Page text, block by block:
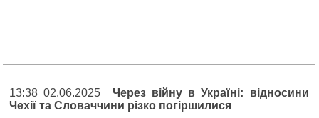
13:38 02.06.2025 Через війну в Україні: відносини
Чехії та Словаччини різко погіршилися